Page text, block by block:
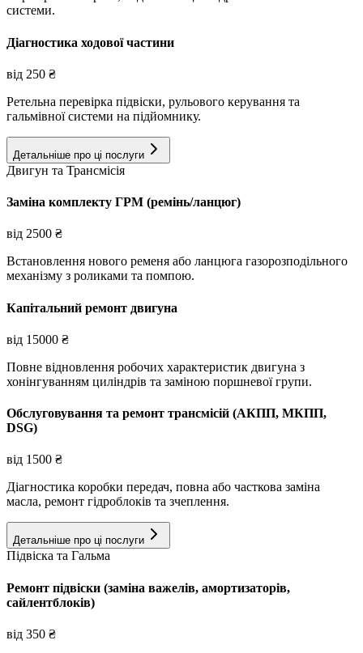
системи.
Діагностика ходової частини
від 250 ₴
Ретельна перевірка підвіски, рульового керування та
гальмівної системи на підйомнику.
Детальніше про ці послуги
Двигун та Трансмісія
Заміна комплекту ГРМ (ремінь/ланцюг)
від 2500 ₴
Встановлення нового ременя або ланцюга газорозподільного
механізму з роликами та помпою.
Капітальний ремонт двигуна
від 15000 ₴
Повне відновлення робочих характеристик двигуна з
хонінгуванням циліндрів та заміною поршневої групи.
Обслуговування та ремонт трансмісій (АКПП, МКПП,
DSG)
від 1500 ₴
Діагностика коробки передач, повна або часткова заміна
масла, ремонт гідроблоків та зчеплення.
Детальніше про ці послуги
Підвіска та Гальма
Ремонт підвіски (заміна важелів, амортизаторів,
сайлентблоків)
від 350 ₴